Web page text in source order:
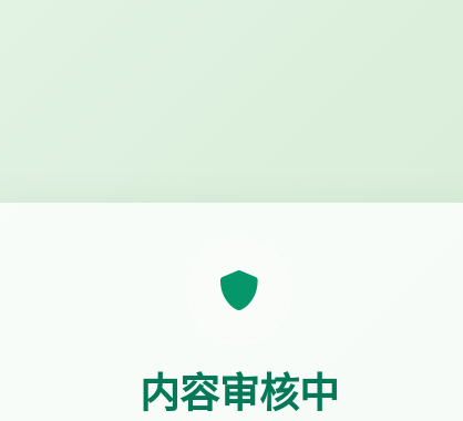
内容审核中